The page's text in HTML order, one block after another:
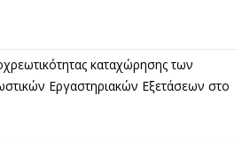
καταχώρησης των
Εργαστηριακών Εξετάσεων στο